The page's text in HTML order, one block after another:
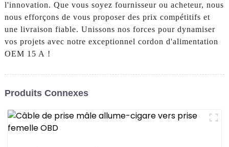
l'innovation. Que vous soyez fournisseur ou acheteur, nous
nous efforçons de vous proposer des prix compétitifs et
une livraison fiable. Unissons nos forces pour dynamiser
vos projets avec notre exceptionnel cordon d'alimentation
OEM 15 A !
Produits Connexes